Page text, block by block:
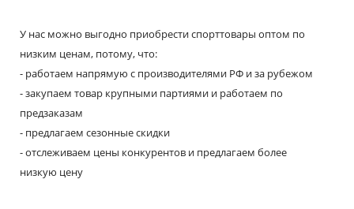
У нас можно выгодно приобрести спорттовары оптом по
низким ценам, потому, что:
- работаем напрямую с производителями РФ и за рубежом
- закупаем товар крупными партиями и работаем по
предзаказам
- предлагаем сезонные скидки
- отслеживаем цены конкурентов и предлагаем более
низкую цену